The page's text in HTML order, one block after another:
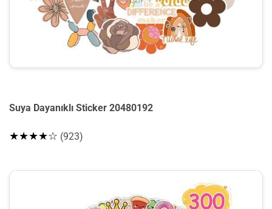
Suya Dayanıklı Sticker 20480192
★★★★☆ (923)